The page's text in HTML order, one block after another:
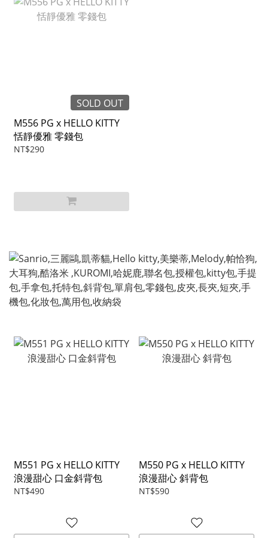
SOLD OUT
M556 PG x HELLO KITTY
恬靜優雅 零錢包
NT$290
M551 PG x HELLO KITTY
浪漫甜心 口金斜背包
NT$490
M550 PG x HELLO KITTY
浪漫甜心 斜背包
NT$590